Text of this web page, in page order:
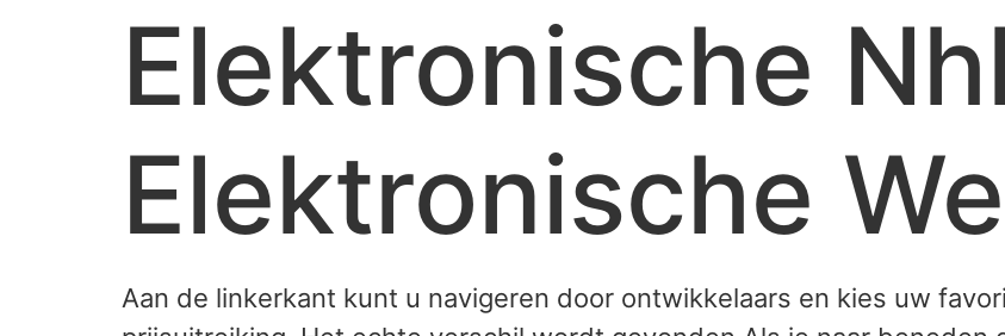
Elektronische Nhl
Elektronische
Aan de linkerkant kunt u navigeren door ontwikkelaars en kies uw